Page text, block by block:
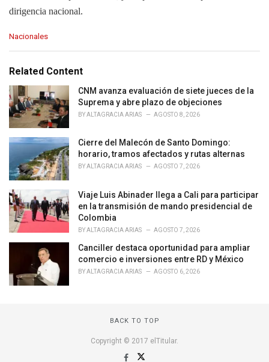
dirigencia nacional.
C
e
o
r
i
e
:
Nacionales
Related Content
CNM avanza evaluación de siete jueces de la
Suprema y abre plazo de objeciones
BYALTAGRACIA ARIAS AGOSTO 8, 2026
Cierre del Malecón de Santo Domingo:
horario, tramos afectados y rutas alternas
BYALTAGRACIA ARIAS AGOSTO 7, 2026
Viaje Luis Abinader llega a Cali para participar
en la transmisión de mando presidencial de
Colombia
BYALTAGRACIA ARIAS AGOSTO 7, 2026
Canciller destaca oportunidad para ampliar
comercio e inversiones entre RD y México
BYALTAGRACIA ARIAS AGOSTO 6, 2026
BACK TO TOP
Copyright © 2017 elTitular.